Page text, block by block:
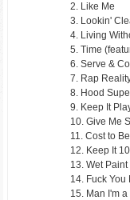
2. Like Me
3. Lookin'
4. Living
5. Time
6. Serve &
7. Rap
8. Hood
9. Keep It
10. Give Me
11. Cost to Be
12. Keep It
13. Wet
14. Fuck You
15. Man I'm a